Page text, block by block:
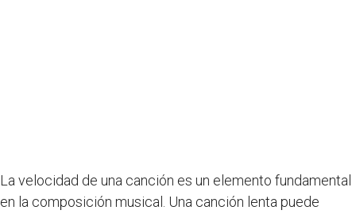
La velocidad de una canción es un elemento fundamental
en la composición musical. Una canción lenta puede